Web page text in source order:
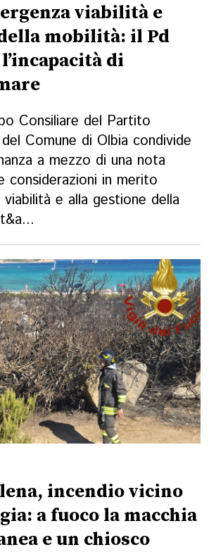
viabilità e
mobilità: il Pd
di
Consiliare del Partito
Comune di Olbia condivide
a mezzo di una nota
considerazioni in merito
viabilità e alla gestione della
incendio vicino
a fuoco la macchia
e un chiosco